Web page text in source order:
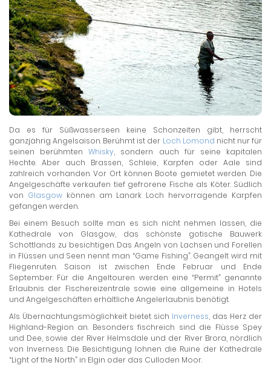
Da es für Süßwasserseen keine Schonzeiten gibt, herrscht
ganzjährig Angelsaison. Berühmt ist der Loch Lomond nicht nur für
seinen berühmtenWhisky, sondern auch für seine kapitalen
Hechte. Aber auch Brassen, Schleie, Karpfen oder Aale sind
zahlreich vorhanden. Vor Ort können Boote gemietet werden. Die
Angelgeschäfte verkaufen tief gefrorene Fische als Köter. Südlich
von Glasgowkönnen am Lanark Loch hervorragende Karpfen
gefangen werden.
Bei einem Besuch sollte man es sich nicht nehmen lassen, die
Kathedrale von Glasgow, das schönste gotische Bauwerk
Schottlands zu besichtigen. Das Angeln von Lachsen und Forellen
in Flüssen und Seen nennt man “Game Fishing”. Geangelt wird mit
Fliegenruten. Saison ist zwischen Ende Februar und Ende
September. Für die Angeltouren werden eine “Permit” genannte
Erlaubnis der Fischereizentrale sowie eine allgemeine in Hotels
und Angelgeschäften erhältliche Angelerlaubnis benötigt.
Als Übernachtungsmöglichkeit bietet sich Inverness, das Herz der
Highland-Region an. Besonders fischreich sind die Flüsse Spey
und Dee, sowie der River Helmsdale und der River Brora, nördlich
von Inverness. Die Besichtigung lohnen die Ruine der Kathedrale
“Light of the North” in Elgin oder das Culloden Moor.